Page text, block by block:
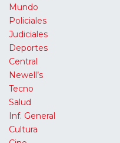
Mundo
Policiales
Judiciales
Deportes
Central
Newell’s
Tecno
Salud
Inf. General
Cultura